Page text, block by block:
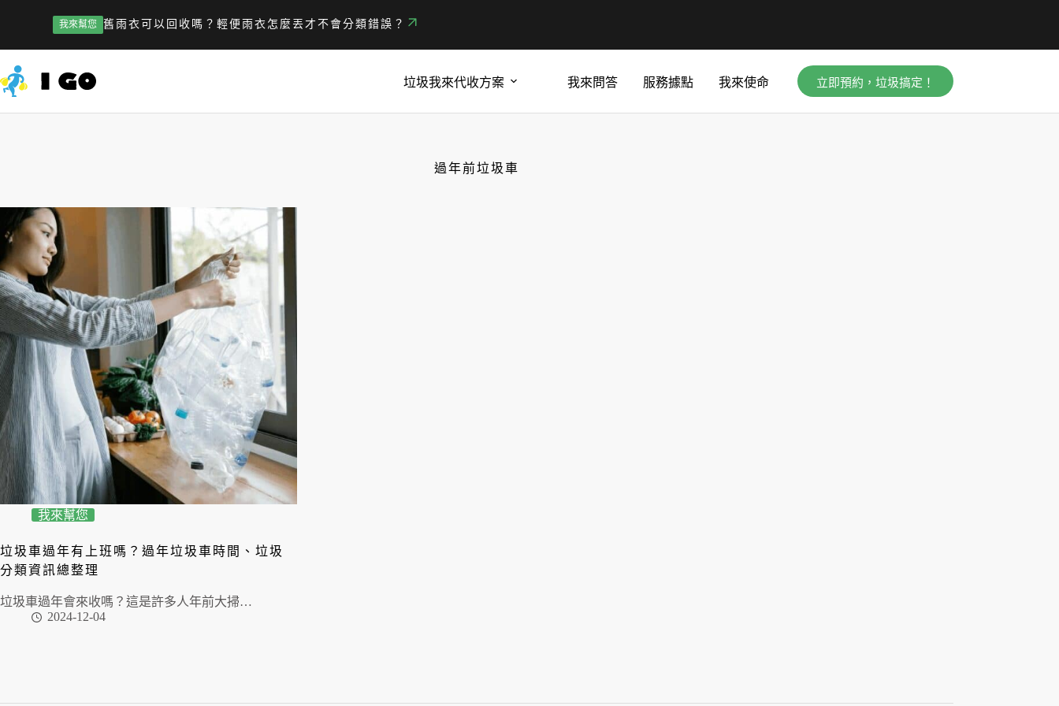
我來幫您 舊雨衣可以回收嗎？輕便雨衣怎麼丟才不會分類錯誤？
垃圾我來代收方案 我來問答 服務據點 我來使命 立即預約，垃圾搞定！
過年前垃圾車
我來幫您
垃圾車過年有上班嗎？過年垃圾車時間、垃圾
分類資訊總整理
垃圾車過年會來收嗎？這是許多人年前大掃…
2024-12-04